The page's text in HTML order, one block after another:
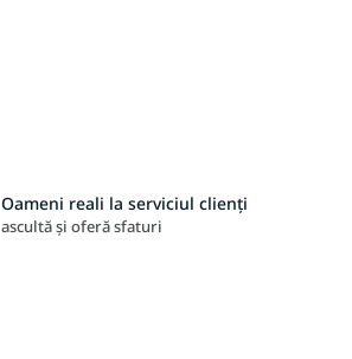
Oameni reali la serviciul clienți
ascultă și oferă sfaturi